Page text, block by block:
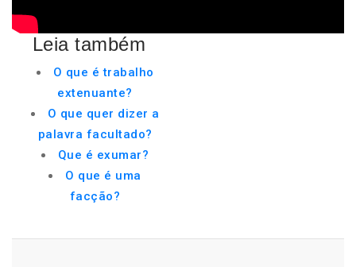
Leia também
O que é trabalho
extenuante?
O que quer dizer a
palavra facultado?
Que é exumar?
O que é uma
facção?